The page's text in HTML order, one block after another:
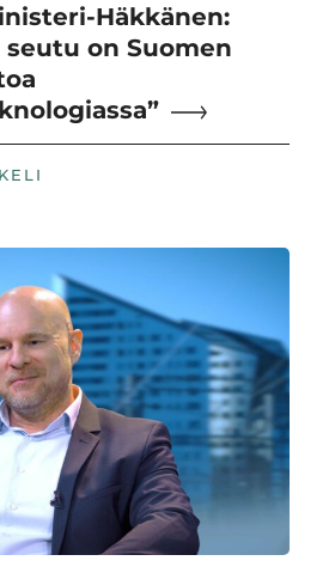
Häkkänen:
seutu on Suomen